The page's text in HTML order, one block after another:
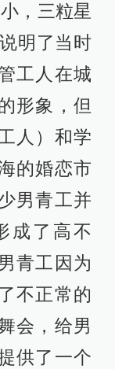
，三粒星
明了当时
工人在城
形象，但
人）和学
的婚恋市
男青工并
成了高不
青工因为
不正常的
会，给男
供了一个